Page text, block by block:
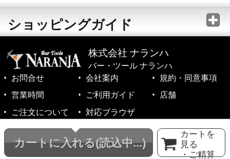
カートに入れる(読込中...)
カートを
見る
・ご精算
ショッピングガイド
株式会社 ナランハ
バー・ツール ナランハ
お問合せ
会社案内
規約・同意事項
営業時間
ご利用ガイド
店舗
ご注文について
対応ブラウザ
©1999-2026 NARANJA Inc. All Rights Reserved.